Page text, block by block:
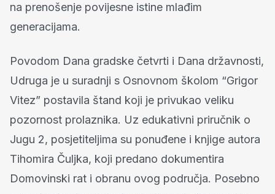
na prenošenje povijesne istine mlađim
generacijama.
Povodom Dana gradske četvrti i Dana državnosti,
Udruga je u suradnji s Osnovnom školom “Grigor
Vitez” postavila štand koji je privukao veliku
pozornost prolaznika. Uz edukativni priručnik o
Jugu 2, posjetiteljima su ponuđene i knjige autora
Tihomira Čuljka, koji predano dokumentira
Domovinski rat i obranu ovog područja. Posebno